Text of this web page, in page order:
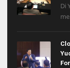
Di